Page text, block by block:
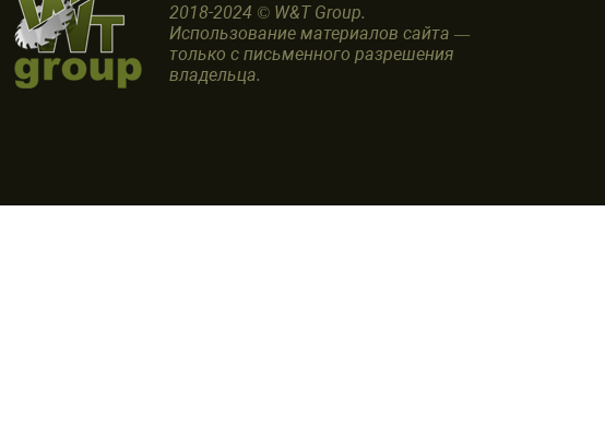
2018-2024 © W&T Group.
Использование материалов сайта —
только с письменного разрешения
владельца.